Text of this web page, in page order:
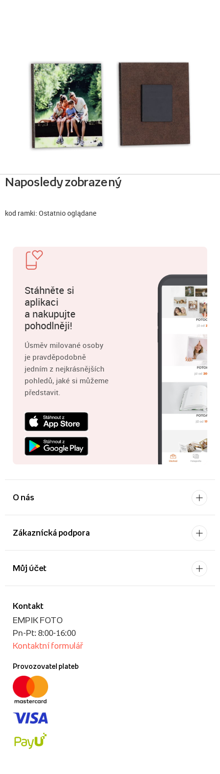
Naposledy zobrazený
kod ramki: Ostatnio oglądane
Stáhněte si
aplikaci
a nakupujte
pohodlněji!
Úsměv milované osoby
je pravděpodobně
jedním z nejkrásnějších
pohledů, jaké si můžeme
představit.
O nás
Zákaznícká podpora
Kontakt
EMPIK FOTO
Pn-Pt: 8:00-16:00
Kontaktní formulář
Provozovatel plateb
Můj účet